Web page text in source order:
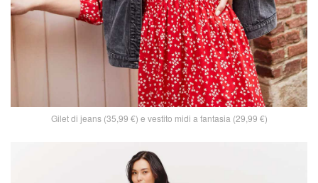
Gilet di jeans (35,99 €) e vestito midi a fantasia (29,99 €)